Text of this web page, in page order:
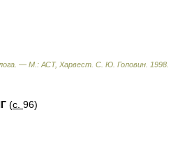
— М.: АСТ, Харвест С. Ю. Головин 1998
(с. 96)